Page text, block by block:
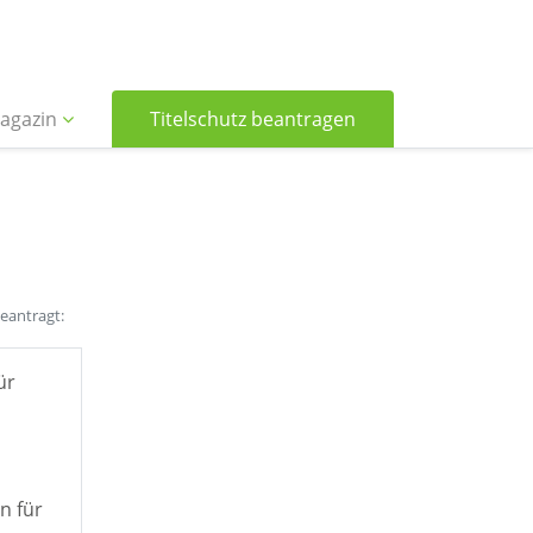
Titelschutz beantragen
für